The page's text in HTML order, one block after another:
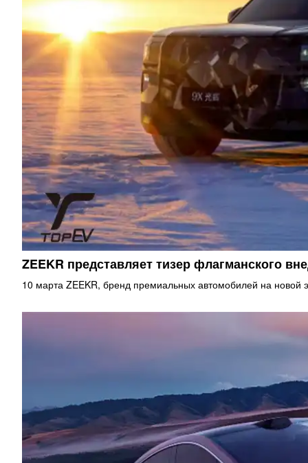
ZEEKR представляет тизер флагманского
10 марта ZEEKR, бренд премиальных автомобилей на новой